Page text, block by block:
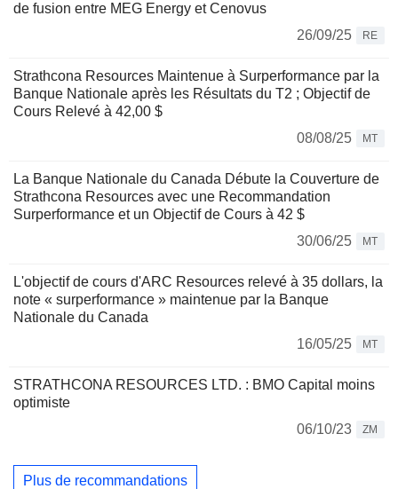
de fusion entre MEG Energy et Cenovus
26/09/25
RE
Strathcona Resources Maintenue à Surperformance par la
Banque Nationale après les Résultats du T2 ; Objectif de
Cours Relevé à 42,00 $
08/08/25
MT
La Banque Nationale du Canada Débute la Couverture de
Strathcona Resources avec une Recommandation
Surperformance et un Objectif de Cours à 42 $
30/06/25
MT
L'objectif de cours d'ARC Resources relevé à 35 dollars, la
note « surperformance » maintenue par la Banque
Nationale du Canada
16/05/25
MT
STRATHCONA RESOURCES LTD. : BMO Capital moins
optimiste
06/10/23
ZM
Plus de recommandations